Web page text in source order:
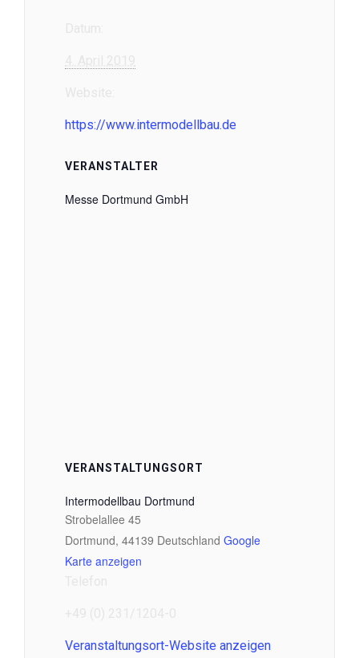
https://www.intermodellbau.de
VERANSTALTER
Messe Dortmund GmbH
VERANSTALTUNGSORT
Intermodellbau Dortmund
Strobelallee 45
Dortmund, 44139 Deutschland Google
Karte anzeigen
Veranstaltungsort-Website anzeigen